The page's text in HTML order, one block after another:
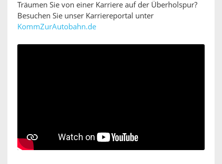
Träumen Sie von einer Karriere auf der Überholspur?
Besuchen Sie unser Karriereportal unter
KommZurAutobahn.de